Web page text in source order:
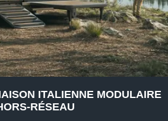
ITALIENNE MODULAIRE
RÉSEAU